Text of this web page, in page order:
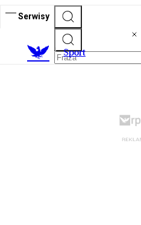
Serwisy
Sport